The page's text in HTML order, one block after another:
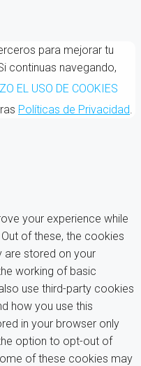
para mejorar tu
continuas navegando,
EL USO DE COOKIES
Políticas de Privacidad.
your experience while
of these, the cookies
are stored on your
working of basic
use third-party cookies
how you use this
in your browser only
option to opt-out of
of these cookies may